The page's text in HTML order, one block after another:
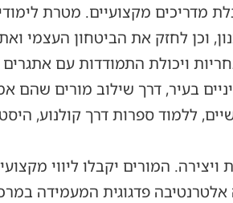
מדריכים מקצועיים. מטרת
וכן לחזק את הביטחון העצמי
ויכולת התמודדות עם
בעיר, דרך שילוב מורים שהם
ללמוד ספרות דרך קולנוע,
המורים יקבלו ליווי
אלטרנטיבה פדגוגית המעמידה